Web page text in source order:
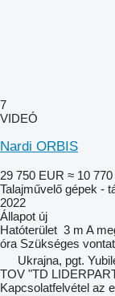
7
VIDEÓ
Nardi ORBIS
29 750 EUR ≈ 10
Talajművelő gépek -
2022
Állapot új
Hatóterület 3 m A
óra Szükséges
Ukrajna, pgt.
TOV "TD
Kapcsolatfelvétel az